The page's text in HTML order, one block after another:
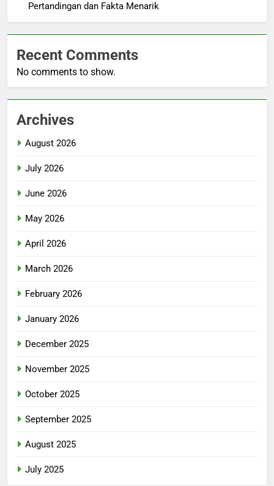
Pertandingan dan Fakta Menarik
Recent Comments
No comments to show.
Archives
August 2026
July 2026
June 2026
May 2026
April 2026
March 2026
February 2026
January 2026
December 2025
November 2025
October 2025
September 2025
August 2025
July 2025